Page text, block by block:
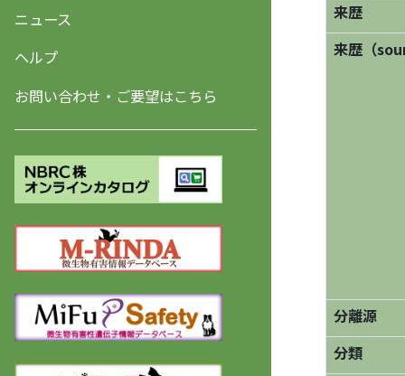
ニュース
ヘルプ
お問い合わせ・ご要望はこちら
来歴
来歴（
分離源
分類